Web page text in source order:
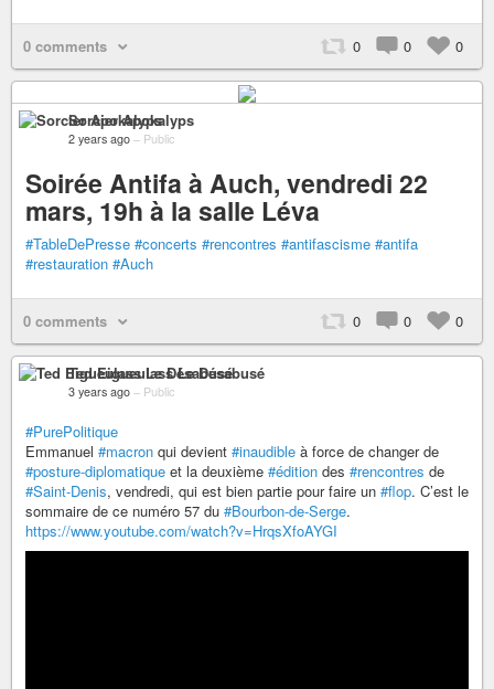
0 comments 0 0 0
Sorcier Apokalyps
2 years ago – Public
Soirée Antifa à Auch, vendredi 22
mars, 19h à la salle Léva
#TableDePresse #concerts #rencontres #antifascisme #antifa
#restauration #Auch
0 comments 0 0 0
Ted Eigueulass Le Désabusé
3 years ago – Public
#PurePolitique
Emmanuel #macron qui devient #inaudible à force de changer de
#posture-diplomatique et la deuxième #édition des #rencontres de
#Saint-Denis, vendredi, qui est bien partie pour faire un #flop. C’est le
sommaire de ce numéro 57 du #Bourbon-de-Serge.
https://www.youtube.com/watch?v=HrqsXfoAYGI